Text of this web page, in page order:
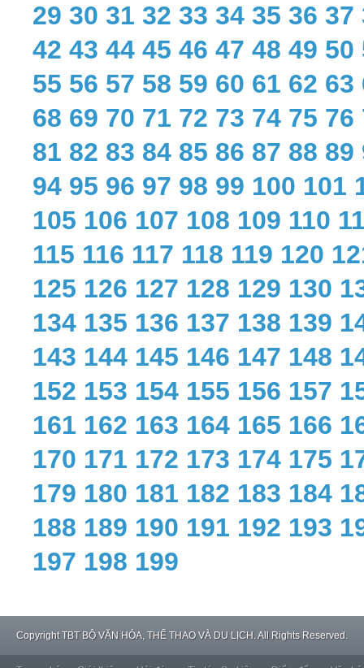
29 30 31 32 33 34 35 36 37
42 43 44 45 46 47 48 49 50
55 56 57 58 59 60 61 62 63
68 69 70 71 72 73 74 75 76
81 82 83 84 85 86 87 88 89
94 95 96 97 98 99 100 101
105 106 107 108 109 110
115 116 117 118 119 120
125 126 127 128 129 130
134 135 136 137 138 139
143 144 145 146 147 148
152 153 154 155 156 157
161 162 163 164 165 166
170 171 172 173 174 175
179 180 181 182 183 184
188 189 190 191 192 193
197 198 199
CopyrightTBT BỘ VĂN HÓA, THỂ THAO VÀ DU LỊCH. All Rights Reserved.